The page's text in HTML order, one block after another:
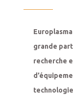
grande
recherche